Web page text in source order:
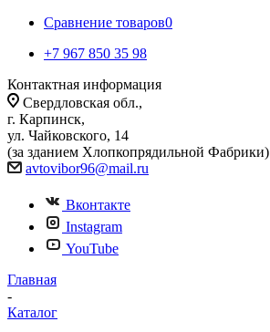
Сравнение товаров0
+7 967 850 35 98
Контактная информация
Свердловская обл.,
г. Карпинск,
ул. Чайковского, 14
(за зданием Хлопкопрядильной Фабрики)
avtovibor96@mail.ru
Вконтакте
Instagram
YouTube
Главная
-
Каталог